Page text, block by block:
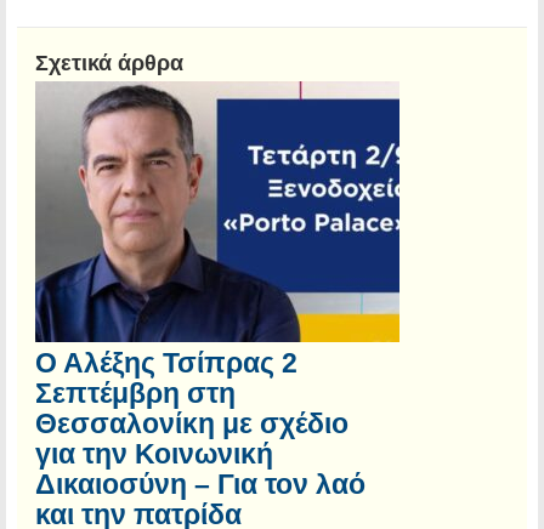
Σχετικά άρθρα
Ο Αλέξης Τσίπρας 2
Σεπτέμβρη στη
Θεσσαλονίκη με σχέδιο
για την Κοινωνική
Δικαιοσύνη – Για τον λαό
και την πατρίδα